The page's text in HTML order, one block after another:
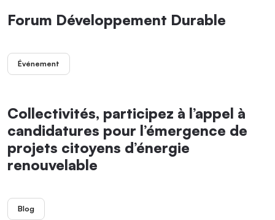
Forum Développement Durable
Événement
Collectivités, participez à l’appel à
candidatures pour l’émergence de
projets citoyens d’énergie
renouvelable
Blog